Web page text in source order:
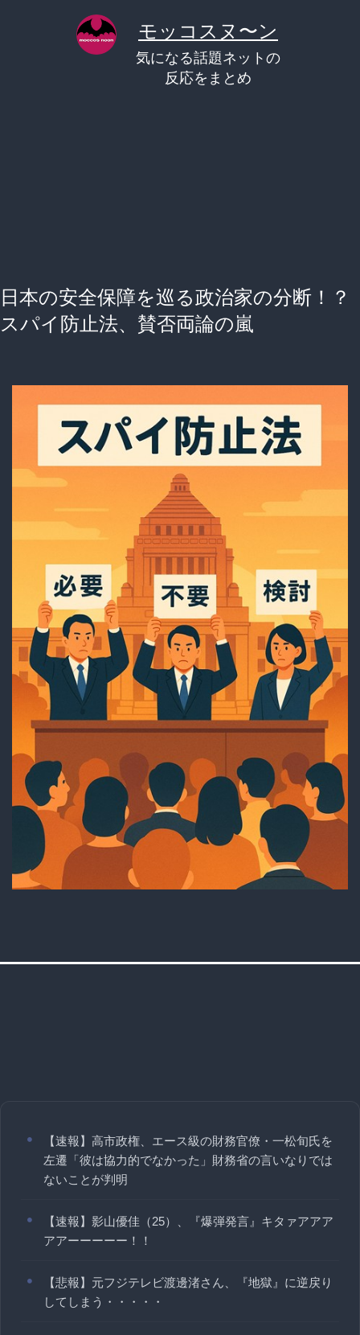
モッコスヌ〜ン
気になる話題ネットの
反応をまとめ
日本の安全保障を巡る政治家の分断！？
スパイ防止法、賛否両論の嵐
【速報】高市政権、エース級の財務官僚・一松旬氏を
左遷「彼は協力的でなかった」財務省の言いなりでは
ないことが判明
【速報】影山優佳（25）、『爆弾発言』キタァアアア
アアーーーーー！！
【悲報】元フジテレビ渡邊渚さん、『地獄』に逆戻り
してしまう・・・・・